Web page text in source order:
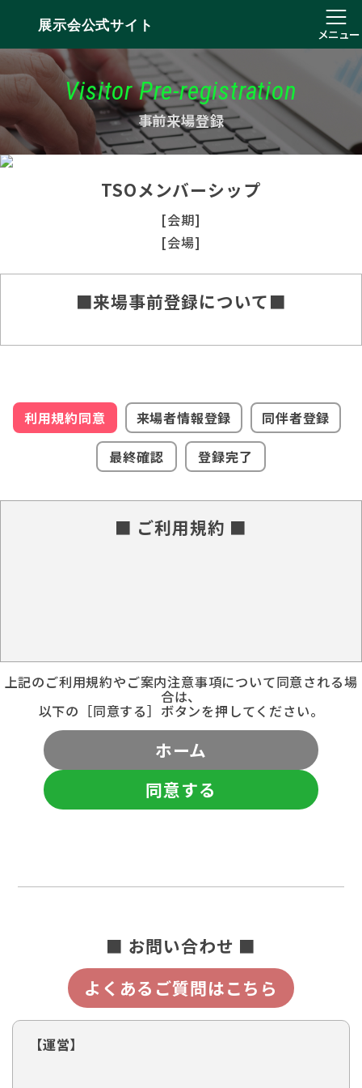
展示会公式サイト
メニュー
Visitor Pre-registration
事前来場登録
TSOメンバーシップ
[会期]
[会場]
■来場事前登録について■
利用規約同意 来場者情報登録
同伴者登録
最終確認
登録完了
■ ご利用規約 ■
上記のご利用規約やご案内注意事項について同意される場
合は、
以下の［同意する］ボタンを押してください。
ホーム
同意する
■ お問い合わせ ■
よくあるご質問はこちら
【運営】